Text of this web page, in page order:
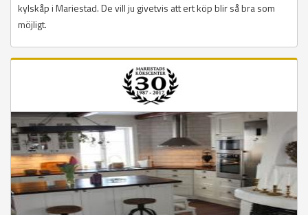
kylskåp i Mariestad. De vill ju givetvis att ert köp blir så bra som
möjligt.